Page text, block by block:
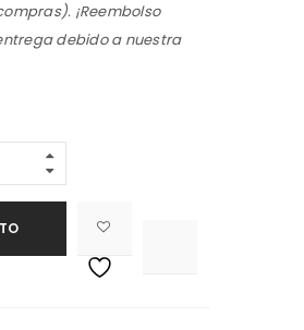
¡Reembolso
debido a nuestra